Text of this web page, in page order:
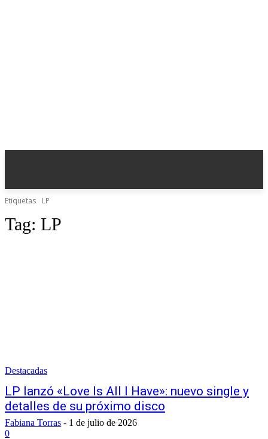
Etiquetas LP
Tag: LP
Destacadas
LP lanzó «Love Is All I Have»: nuevo single y
detalles de su próximo disco
Fabiana Torras - 1 de julio de 2026
0